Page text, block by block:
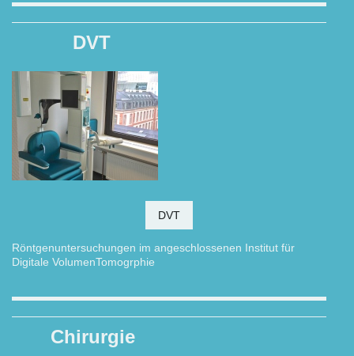
DVT
DVT
Röntgenuntersuchungen im angeschlossenen Institut für
Digitale VolumenTomogrphie
Chirurgie